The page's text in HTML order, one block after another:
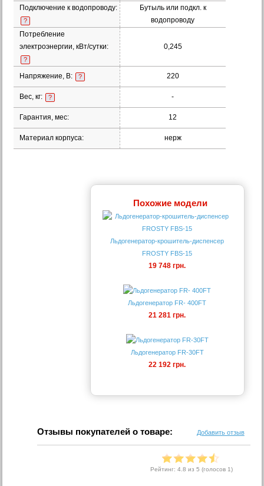
Подключение к водопроводу:
?
Бутыль или подкл. к
водопроводу
Потребление
электроэнергии, кВт/сутки:
?
0,245
Напряжение, В: ? 220
Вес, кг: ? -
Гарантия, мес: 12
Материал корпуса: нерж
Похожие модели
Льдогенератор-крошитель-диспенсер
FROSTY FBS-15
19 748 грн.
Льдогенератор FR- 400FT
21 281 грн.
Льдогенератор FR-30FT
22 192 грн.
Отзывы покупателей о товаре: Добавить отзыв
Рейтинг: 4.8 из 5 (голосов 1)